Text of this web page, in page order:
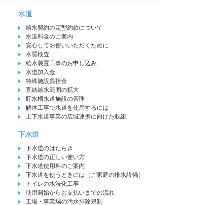
水道
給水契約の定型約款について
水道料金のご案内
安心してお使いいただくために
水質検査
給水装置工事のお申し込み
水道加入金
特殊施設負担金
直結給水範囲の拡大
貯水槽水道施設の管理
解体工事で水道を使用するには
上下水道事業の広域連携に向けた取組
下水道
下水道のはたらき
下水道の正しい使い方
下水道使用料のご案内
下水道を使うときには（ご家庭の排水設備）
トイレの水洗化工事
使用開始からお支払いまでの流れ
工場・事業場の汚水排除規制